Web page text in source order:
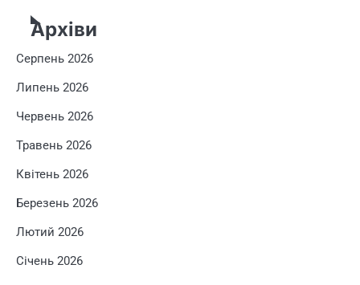
Архіви
Серпень 2026
Липень 2026
Червень 2026
Травень 2026
Квітень 2026
Березень 2026
Лютий 2026
Січень 2026